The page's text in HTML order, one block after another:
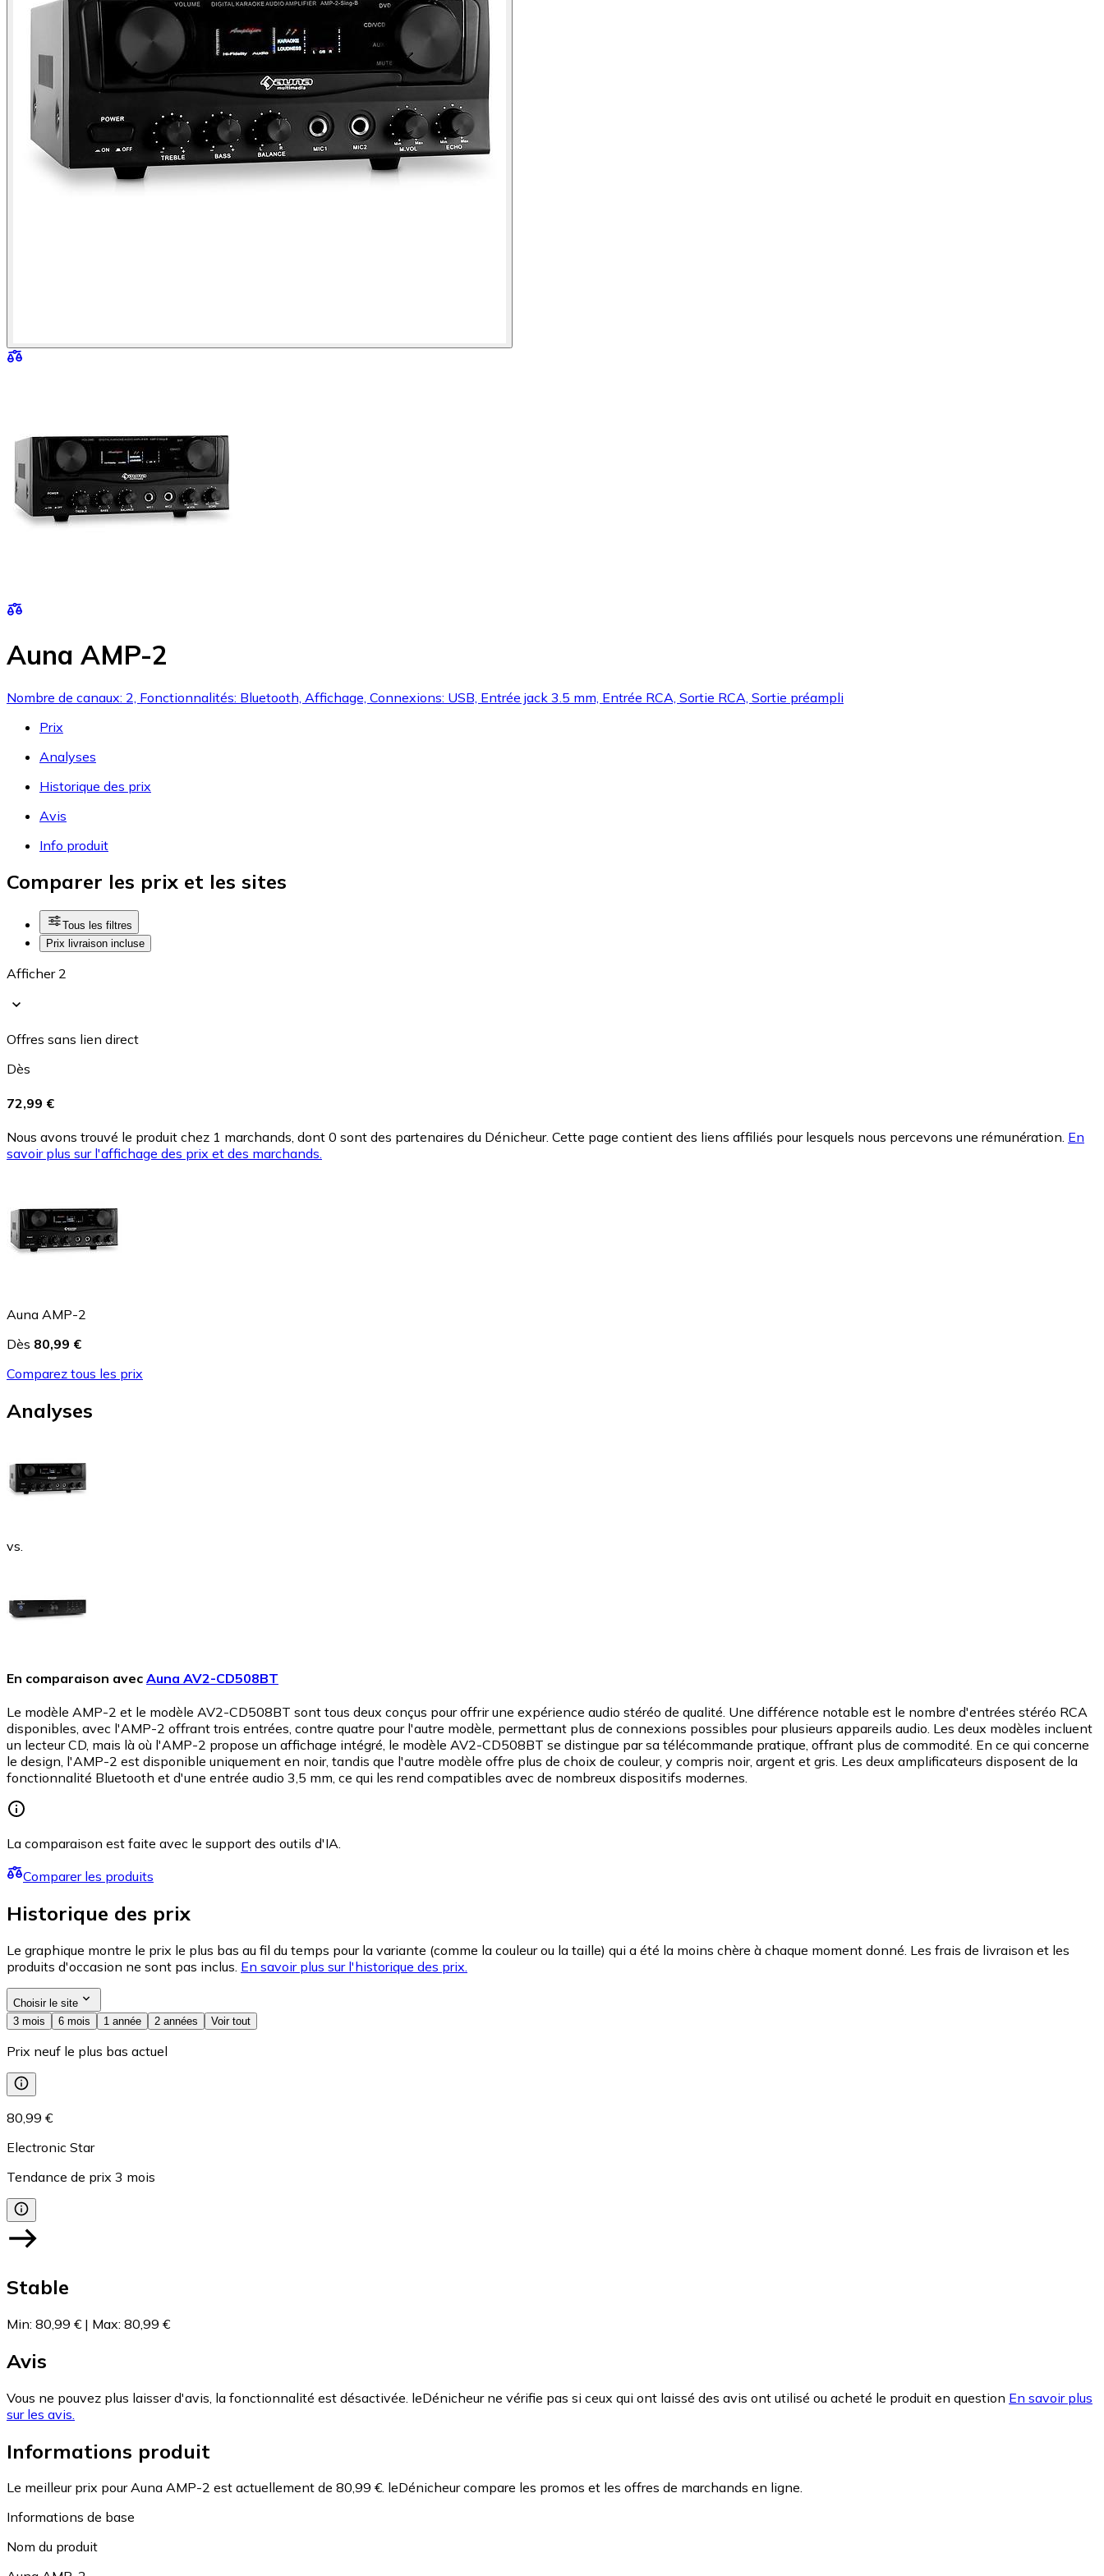
Auna AMP-2
Nombre de canaux: 2, Fonctionnalités: Bluetooth, Affichage, Connexions: USB, Entrée jack 3.5 mm, Entrée RCA, Sortie RCA, Sortie préampli
Prix
Analyses
Historique des prix
Avis
Info produit
Comparer les prix et les sites
Tous les filtres
Prix livraison incluse
Afficher 2
Offres sans lien direct
Dès
72,99 €
Nous avons trouvé le produit chez 1 marchands, dont 0 sont des partenaires du Dénicheur. Cette page contient des liens affiliés pour lesquels nous percevons une rémunération. En
savoir plus sur l'affichage des prix et des marchands.
Auna AMP-2
Dès 80,99 €
Comparez tous les prix
Analyses
vs.
En comparaison avec Auna AV2-CD508BT
Le modèle AMP-2 et le modèle AV2-CD508BT sont tous deux conçus pour offrir une expérience audio stéréo de qualité. Une différence notable est le nombre d'entrées stéréo RCA
disponibles, avec l'AMP-2 offrant trois entrées, contre quatre pour l'autre modèle, permettant plus de connexions possibles pour plusieurs appareils audio. Les deux modèles incluent
un lecteur CD, mais là où l'AMP-2 propose un affichage intégré, le modèle AV2-CD508BT se distingue par sa télécommande pratique, offrant plus de commodité. En ce qui concerne
le design, l'AMP-2 est disponible uniquement en noir, tandis que l'autre modèle offre plus de choix de couleur, y compris noir, argent et gris. Les deux amplificateurs disposent de la
fonctionnalité Bluetooth et d'une entrée audio 3,5 mm, ce qui les rend compatibles avec de nombreux dispositifs modernes.
La comparaison est faite avec le support des outils d'IA.
Comparer les produits
Historique des prix
Le graphique montre le prix le plus bas au fil du temps pour la variante (comme la couleur ou la taille) qui a été la moins chère à chaque moment donné. Les frais de livraison et les
produits d'occasion ne sont pas inclus. En savoir plus sur l'historique des prix.
Choisir le site
3 mois
6 mois 1 année 2 années Voir tout
Prix neuf le plus bas actuel
80,99 €
Electronic Star
Tendance de prix 3 mois
Stable
Min: 80,99 € | Max: 80,99 €
Avis
Vous ne pouvez plus laisser d'avis, la fonctionnalité est désactivée. leDénicheur ne vérifie pas si ceux qui ont laissé des avis ont utilisé ou acheté le produit en question En savoir plus
sur les avis.
Informations produit
Le meilleur prix pour Auna AMP-2 est actuellement de 80,99 €. leDénicheur compare les promos et les offres de marchands en ligne.
Informations de base
Nom du produit